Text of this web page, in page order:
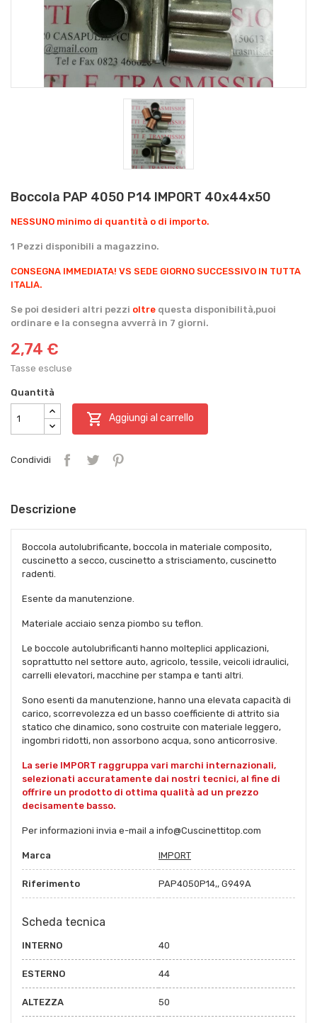
Boccola PAP 4050 P14 IMPORT 40x44x50
NESSUNO minimo di quantità o di importo.
1 Pezzi disponibili a magazzino.
CONSEGNA IMMEDIATA! VS SEDE GIORNO SUCCESSIVO IN TUTTA
ITALIA.
Se poi desideri altri pezzi oltre questa disponibilità,puoi
ordinare e la consegna avverrà in 7 giorni.
2,74 €
Tasse escluse
Quantità
 Aggiungi al carrello
Condividi
Descrizione
Boccola autolubrificante, boccola in materiale composito,
cuscinetto a secco, cuscinetto a strisciamento, cuscinetto
radenti.
Esente da manutenzione.
Materiale acciaio senza piombo su teflon.
Le boccole autolubrificanti hanno molteplici applicazioni,
soprattutto nel settore auto, agricolo, tessile, veicoli idraulici,
carrelli elevatori, macchine per stampa e tanti altri.
Sono esenti da manutenzione, hanno una elevata capacità di
carico, scorrevolezza ed un basso coefficiente di attrito sia
statico che dinamico, sono costruite con materiale leggero,
ingombri ridotti, non assorbono acqua, sono anticorrosive.
La serie IMPORT raggruppa vari marchi internazionali,
selezionati accuratamente dai nostri tecnici, al fine di
offrire un prodotto di ottima qualità ad un prezzo
decisamente basso.
Per informazioni invia e-mail a info@Cuscinettitop.com
Marca IMPORT
Riferimento PAP4050P14,, G949A
Scheda tecnica
INTERNO 40
ESTERNO 44
ALTEZZA 50